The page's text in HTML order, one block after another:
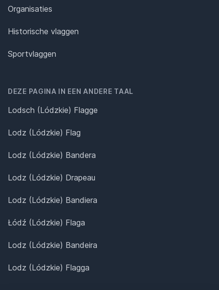
Organisaties
Historische vlaggen
Sportvlaggen
DEZE PAGINA IN EEN ANDERE TAAL
Lodsch (Lódzkie) Flagge
Lodz (Lódzkie) Flag
Lodz (Lódzkie) Bandera
Lodz (Lódzkie) Drapeau
Lodz (Lódzkie) Bandiera
Łódź (Lódzkie) Flaga
Lodz (Lódzkie) Bandeira
Lodz (Lódzkie) Flagga